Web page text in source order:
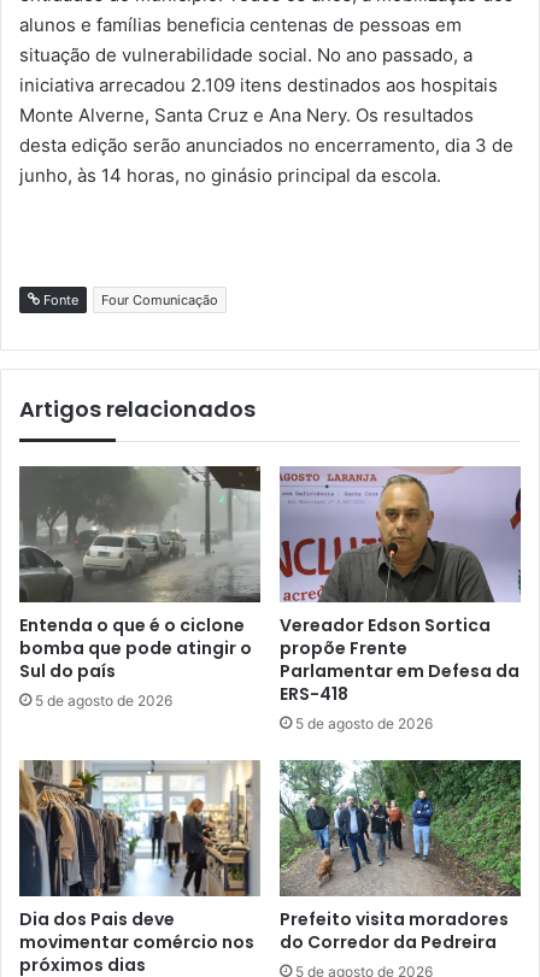
alunos e famílias beneficia centenas de pessoas em
situação de vulnerabilidade social. No ano passado, a
iniciativa arrecadou 2.109 itens destinados aos hospitais
Monte Alverne, Santa Cruz e Ana Nery. Os resultados
desta edição serão anunciados no encerramento, dia 3 de
junho, às 14 horas, no ginásio principal da escola.
Fonte Four Comunicação
Artigos relacionados
Entenda o que é o ciclone
bomba que pode atingir o
Sul do país
5 de agosto de 2026
Vereador Edson Sortica
propõe Frente
Parlamentar em Defesa da
ERS-418
5 de agosto de 2026
Dia dos Pais deve
movimentar comércio nos
próximos dias
Prefeito visita moradores
do Corredor da Pedreira
5 de agosto de 2026